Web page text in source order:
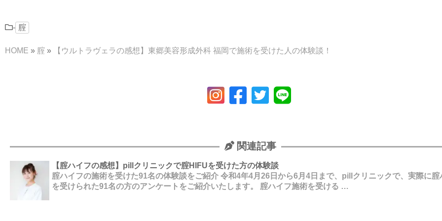
- 腟
HOME » 腟 » 【ウルトラヴェラの感想】東郷美容形成外科 福岡で施術を受けた人の体験談！
関連記事
【腟ハイフの感想】pillクリニックで腟HIFUを受けた方の体験談
腟ハイフの施術を受けた91名の体験談をご紹介 令和4年4月26日から6月4日まで、pillクリニックで、実際に腟
を受けられた91名の方のアンケートをご紹介いたします。 腟ハイフ施術を受ける …